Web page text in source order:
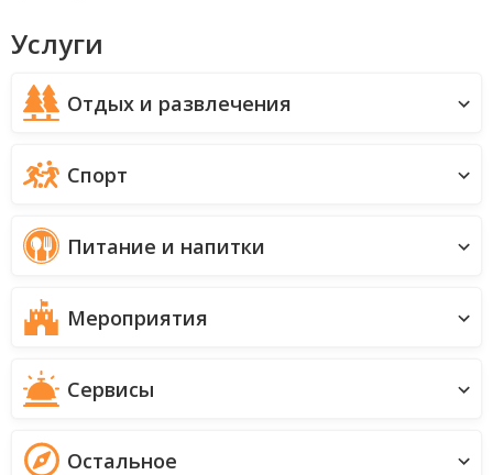
Услуги
Отдых и развлечения
Спорт
Питание и напитки
Мероприятия
Сервисы
Остальное